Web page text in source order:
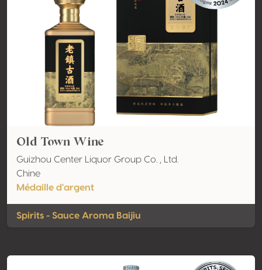
Old Town Wine
Guizhou Center Liquor Group Co. , Ltd.
Chine
Médaille d'argent
Spirits - Sauce Aroma Baijiu